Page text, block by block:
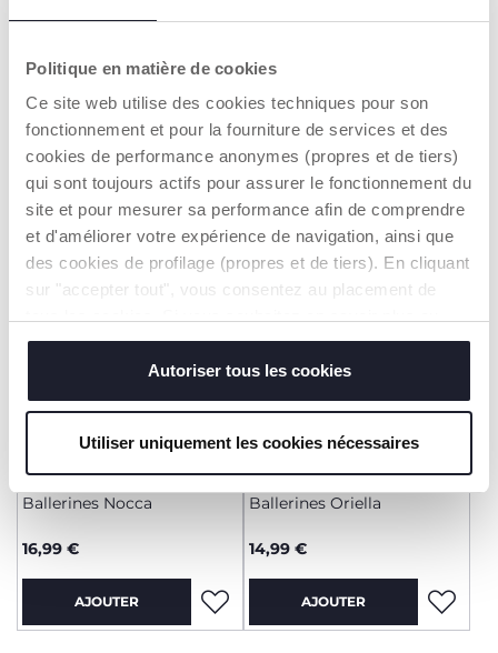
Politique en matière de cookies
Ce site web utilise des cookies techniques pour son
fonctionnement et pour la fourniture de services et des
cookies de performance anonymes (propres et de tiers)
qui sont toujours actifs pour assurer le fonctionnement du
site et pour mesurer sa performance afin de comprendre
et d'améliorer votre expérience de navigation, ainsi que
des cookies de profilage (propres et de tiers). En cliquant
sur "accepter tout", vous consentez au placement de
modifier ou révoquer le consentement de tous les
cookies ou de certains d'entre eux, cliquez sur "afficher
les détails". En fermant cette bannière, vous consentez à
sont indispensables pour profiter du service demandé.
Autoriser tous les cookies
Utiliser uniquement les cookies nécessaires
Ballerines Oriella
14,99 €
AJOUTER
Balleriness Oriella
14,99 €
AJOUTER
+ COULEURS
Ballerines Nocca
16,99 €
AJOUTER
+ COULEURS
Ballerines Oriella
14,99 €
AJOUTER